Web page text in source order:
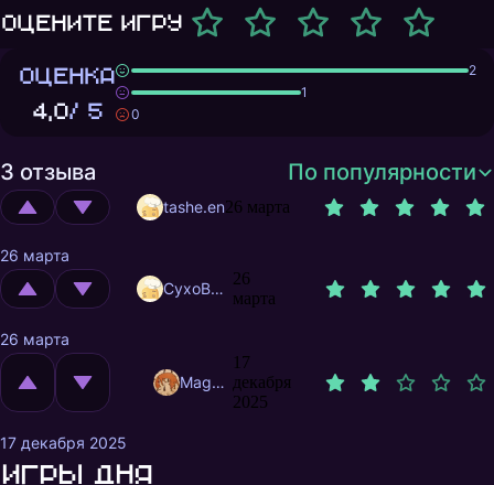
Оцените игру
ОЦЕНКА
4,0/ 5
2
1
0
3 отзыва По популярности
tashe.en26 марта
26 марта
CyxoB666
26
марта
26 марта
MagnificentMrFox
17
декабря
2025
17 декабря 2025
Игры дня